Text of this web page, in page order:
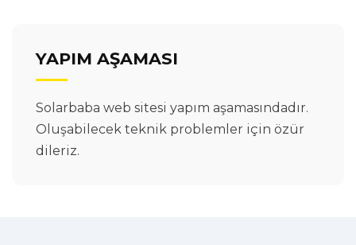
YAPIM AŞAMASI
Solarbaba web sitesi yapım aşamasındadır.
Oluşabilecek teknik problemler için özür
dileriz.